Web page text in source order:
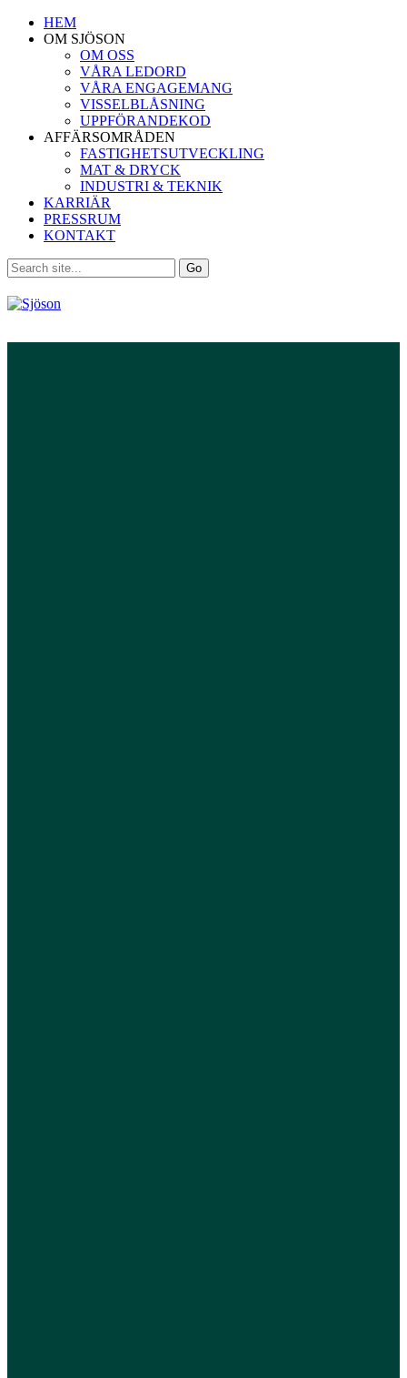
HEM
OM SJÖSON
OM OSS
VÅRA LEDORD
VÅRA ENGAGEMANG
VISSELBLÅSNING
UPPFÖRANDEKOD
AFFÄRSOMRÅDEN
FASTIGHETSUTVECKLING
MAT & DRYCK
INDUSTRI & TEKNIK
KARRIÄR
PRESSRUM
KONTAKT